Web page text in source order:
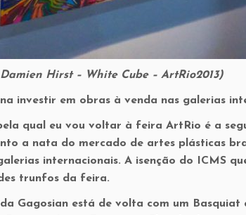
Hirst – White Cube – ArtRio2013)
investir em obras à venda nas galerias
qual eu vou voltar à feira ArtRio é a
a nata do mercado de artes plásticas
internacionais. A isenção do ICMS
trunfos da feira.
Gagosian está de volta com um